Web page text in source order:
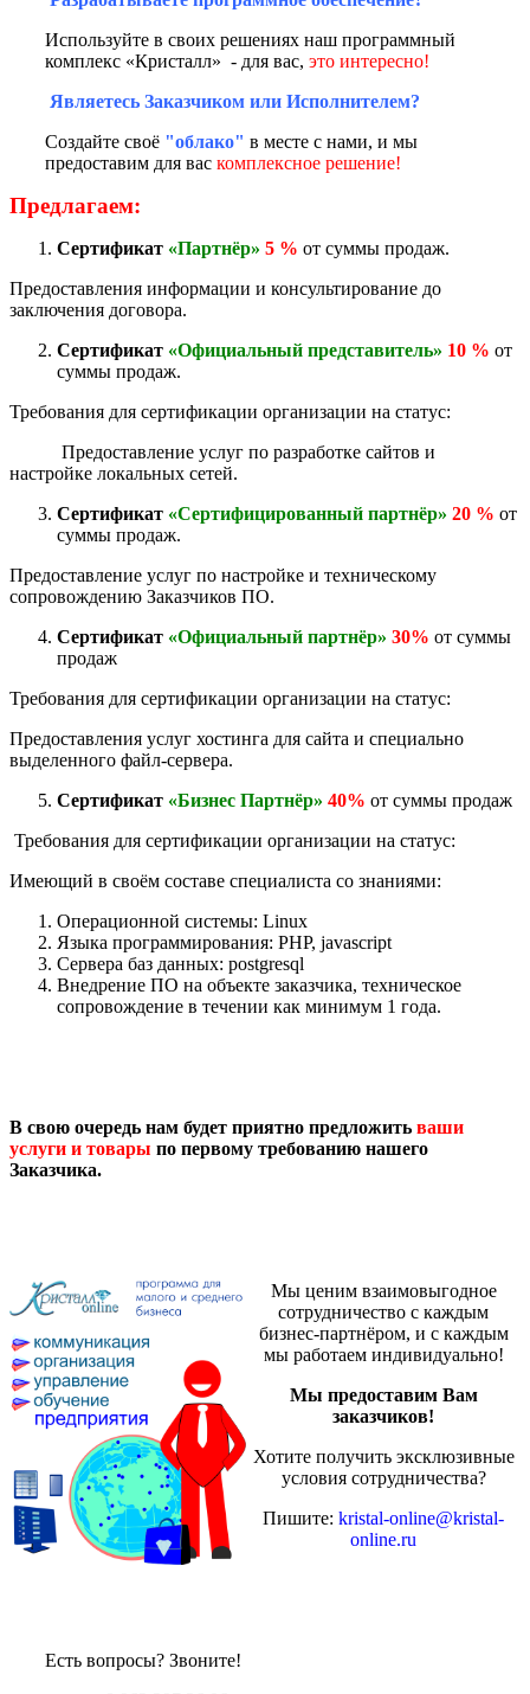
Используйте в своих решениях наш программный
комплекс «Кристалл» - для вас, это интересно!
Являетесь Заказчиком или Исполнителем?
Создайте своё "облако" в месте с нами, и мы
предоставим для вас комплексное решение!
Предлагаем:
Сертификат «Партнёр» 5 % от суммы продаж.
Предоставления информации и консультирование до
заключения договора.
Сертификат «Официальный представитель» 10 % от
суммы продаж.
Требования для сертификации организации на статус:
Предоставление услуг по разработке сайтов и
настройке локальных сетей.
Сертификат «Сертифицированный партнёр» 20 % от
суммы продаж.
Предоставление услуг по настройке и техническому
сопровождению Заказчиков ПО.
Сертификат «Официальный партнёр» 30% от суммы
продаж
Требования для сертификации организации на статус:
Предоставления услуг хостинга для сайта и специально
выделенного файл-сервера.
Сертификат «Бизнес Партнёр» 40% от суммы продаж
Требования для сертификации организации на статус:
Имеющий в своём составе специалиста со знаниями:
Операционной системы: Linux
Языка программирования: PHP, javascript
Сервера баз данных: postgresql
Внедрение ПО на объекте заказчика, техническое
сопровождение в течении как минимум 1 года.
В свою очередь нам будет приятно предложить ваши
услуги и товары по первому требованию нашего
Заказчика.
Мы ценим взаимовыгодное
сотрудничество с каждым
бизнес-партнёром, и с каждым
мы работаем индивидуально!
Мы предоставим Вам
заказчиков!
Хотите получить эксклюзивные
условия сотрудничества?
Пишите: kristal-online@kristal-
online.ru
Есть вопросы? Звоните!